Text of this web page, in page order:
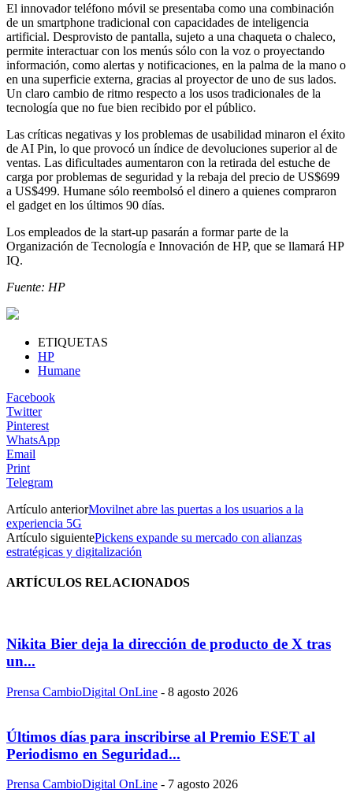
El innovador teléfono móvil se presentaba como una combinación
de un smartphone tradicional con capacidades de inteligencia
artificial. Desprovisto de pantalla, sujeto a una chaqueta o chaleco,
permite interactuar con los menús sólo con la voz o proyectando
información, como alertas y notificaciones, en la palma de la mano o
en una superficie externa, gracias al proyector de uno de sus lados.
Un claro cambio de ritmo respecto a los usos tradicionales de la
tecnología que no fue bien recibido por el público.
Las críticas negativas y los problemas de usabilidad minaron el éxito
de AI Pin, lo que provocó un índice de devoluciones superior al de
ventas. Las dificultades aumentaron con la retirada del estuche de
carga por problemas de seguridad y la rebaja del precio de US$699
a US$499. Humane sólo reembolsó el dinero a quienes compraron
el gadget en los últimos 90 días.
Los empleados de la start-up pasarán a formar parte de la
Organización de Tecnología e Innovación de HP, que se llamará HP
IQ.
Fuente: HP
ETIQUETAS
HP
Humane
Facebook
Twitter
Pinterest
WhatsApp
Email
Print
Telegram
Artículo anteriorMovilnet abre las puertas a los usuarios a la
experiencia 5G
Artículo siguientePickens expande su mercado con alianzas
estratégicas y digitalización
ARTÍCULOS RELACIONADOS
Nikita Bier deja la dirección de producto de X tras
un...
Prensa CambioDigital OnLine - 8 agosto 2026
Últimos días para inscribirse al Premio ESET al
Periodismo en Seguridad...
Prensa CambioDigital OnLine - 7 agosto 2026